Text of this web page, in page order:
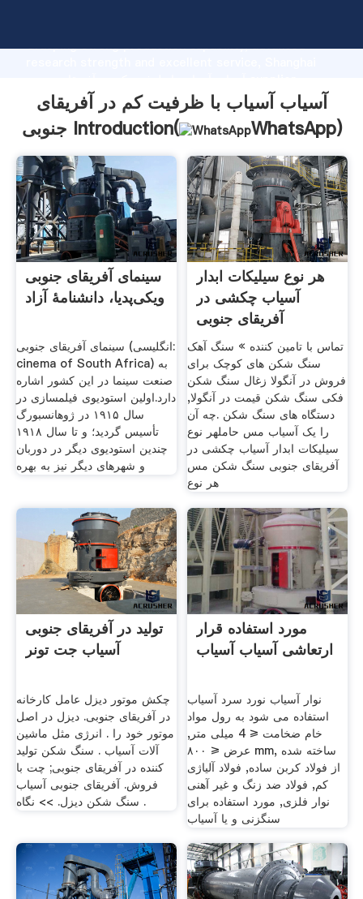
Grasping strong production capability, advanced
create the value and bring values to all of customers.
آسیاب آسیاب با ظرفیت کم در آفریقای
جنوبی Introduction(
WhatsApp)
سینمای آفریقای جنوبی
ویکی‌پدیا، دانشنامهٔ آزاد
سینمای آفریقای جنوبی (انگلیسی:
cinema of South Africa) به
صنعت سینما در این کشور اشاره
دارد.اولین استودیوی فیلمسازی در
سال ۱۹۱۵ در ژوهانسبورگ
تأسیس گردید؛ و تا سال ۱۹۱۸
چندین استودیوی دیگر در دوربان
و شهرهای دیگر نیز به بهره
هر نوع سیلیکات ابدار
آسیاب چکشی در
آفریقای جنوبی
تماس با تامین کننده » سنگ آهک
سنگ شکن های کوچک برای
فروش در آنگولا زغال سنگ شکن
فکی سنگ شکن قیمت در آنگولا,
دستگاه های سنگ شکن .چه آن
را یک آسیاب مس حاملهر نوع
سیلیکات ابدار آسیاب چکشی در
آفریقای جنوبی سنگ شکن مس
هر نوع
تولید در آفریقای جنوبی
آسیاب جت تونر
چکش موتور دیزل عامل کارخانه
در آفریقای جنوبی. دیزل در اصل
موتور خود را . انرژی مثل ماشین
آلات آسیاب . سنگ شکن تولید
کننده در آفریقای جنوبی; چت با
فروش. آفریقای جنوبی آسیاب
سنگ شکن دیزل. >> نگاه .
مورد استفاده قرار
ارتعاشی آسیاب آسیاب
نوار آسیاب نورد سرد آسیاب
استفاده می شود به رول مواد
خام ضخامت ≤ 4 میلی متر,
عرض ≤ ۸۰۰ mm, ساخته شده
از فولاد کربن ساده, فولاد آلیاژی
کم, فولاد ضد زنگ و غیر آهنی
نوار فلزی, مورد استفاده برای
سنگزنی و یا آسیاب